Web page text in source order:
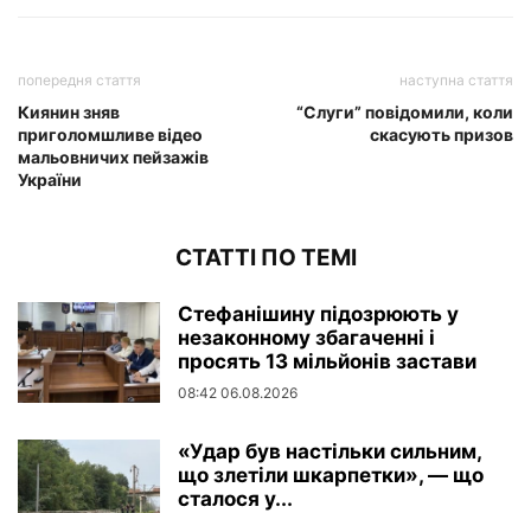
попередня стаття
Киянин зняв
приголомшливе відео
мальовничих пейзажів
України
наступна стаття
“Слуги” повідомили, коли
скасують призов
СТАТТІ ПО ТЕМІ
Стефанішину підозрюють у
незаконному збагаченні і
просять 13 мільйонів застави
08:42 06.08.2026
«Удар був настільки сильним,
що злетіли шкарпетки», — що
сталося у...